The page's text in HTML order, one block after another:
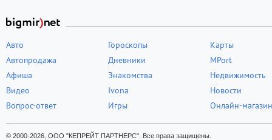
Авто
Автопродажа
Афиша
Видео
Вопрос-ответ
Гороскопы
Дневники
Знакомства
Ivona
Игры
Карты
MPort
Недвижимость
Новости
Онлайн-магазин
© 2000-2026, ООО "КЕПРЕЙТ ПАРТНЕРС". Все права защищены.